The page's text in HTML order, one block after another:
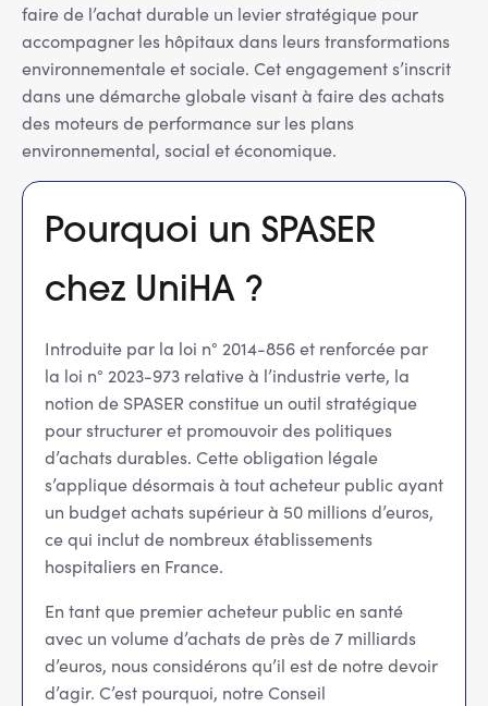
faire de l’achat durable un levier stratégique pour
accompagner les hôpitaux dans leurs transformations
environnementale et sociale. Cet engagement s’inscrit
dans une démarche globale visant à faire des achats
des moteurs de performance sur les plans
environnemental, social et économique.
Pourquoi un SPASER
chez UniHA ?
Introduite par la loi n° 2014-856 et renforcée par
la loi n° 2023-973 relative à l’industrie verte, la
notion de SPASER constitue un outil stratégique
pour structurer et promouvoir des politiques
d’achats durables. Cette obligation légale
s’applique désormais à tout acheteur public ayant
un budget achats supérieur à 50 millions d’euros,
ce qui inclut de nombreux établissements
hospitaliers en France.
En tant que premier acheteur public en santé
avec un volume d’achats de près de 7 milliards
d’euros, nous considérons qu’il est de notre devoir
d’agir. C’est pourquoi, notre Conseil